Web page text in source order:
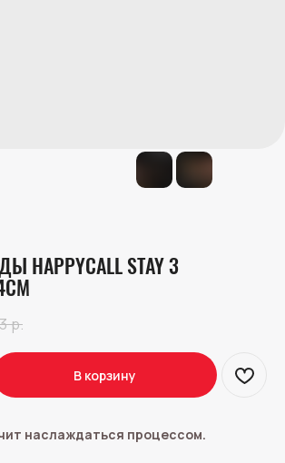
HAPPYCALL STAY 3
р.
В корзину
наслаждаться процессом.